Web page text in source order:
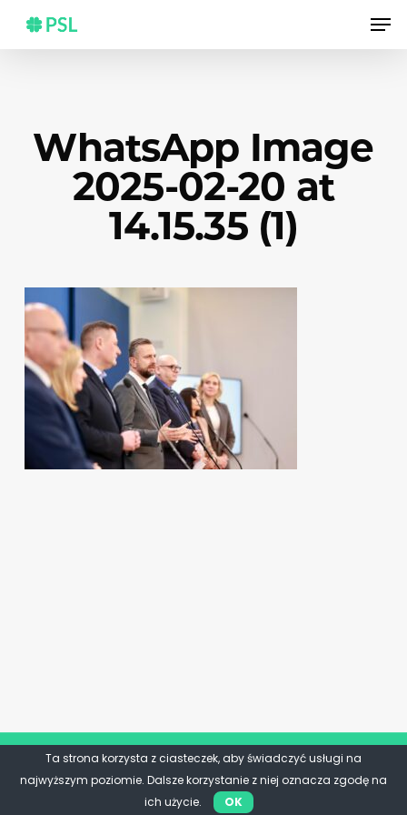
main
WhatsApp Image
2025-02-20 at
14.15.35 (1)
Ta strona korzysta z ciasteczek, aby świadczyć usługi na
najwyższym poziomie. Dalsze korzystanie z niej oznacza zgodę na
ich użycie.
OK